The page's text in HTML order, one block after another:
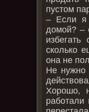
пустом
– Если я
домой? –
сколько
она не
Не нужно
Хорошо,
работали